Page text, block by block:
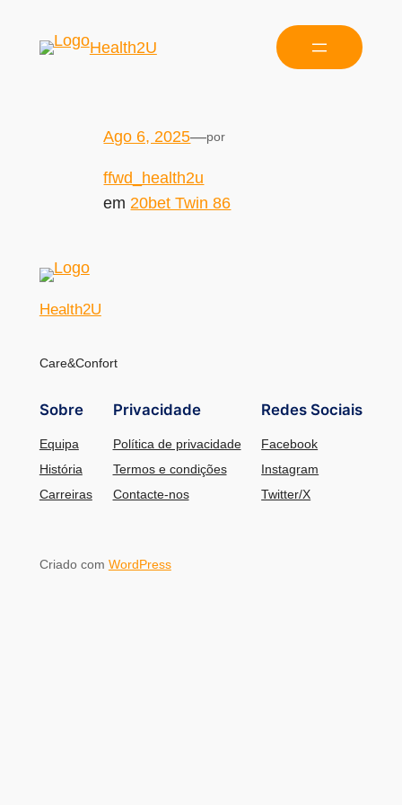
Health2U
Ago 6, 2025—por
ffwd_health2u
em 20bet Twin 86
Health2U
Care&Confort
Sobre
Equipa
História
Carreiras
Privacidade
Política de privacidade
Termos e condições
Contacte-nos
Redes Sociais
Facebook
Instagram
Twitter/X
Criado com WordPress